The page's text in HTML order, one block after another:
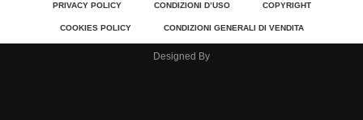
PRIVACY POLICY CONDIZIONI D’USO COPYRIGHT
COOKIES POLICY CONDIZIONI GENERALI DI VENDITA
Designed By